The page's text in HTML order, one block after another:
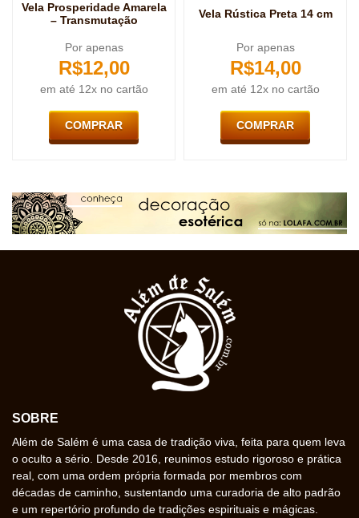
Vela Prosperidade Amarela
– Transmutação
Por apenas
R$12,00
em até 12x no cartão
COMPRAR
Vela Rústica Preta 14 cm
Por apenas
R$14,00
em até 12x no cartão
COMPRAR
SOBRE
Além de Salém é uma casa de tradição viva, feita para quem leva
o oculto a sério. Desde 2016, reunimos estudo rigoroso e prática
real, com uma ordem própria formada por membros com
décadas de caminho, sustentando uma curadoria de alto padrão
e um repertório profundo de tradições espirituais e mágicas.